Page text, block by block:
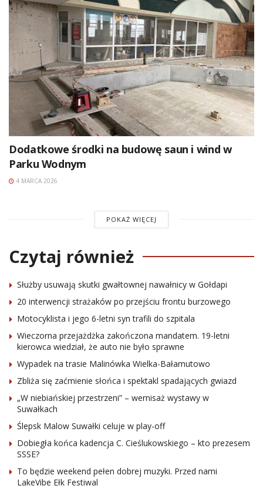
Dodatkowe środki na budowę saun i wind w
Parku Wodnym
4 MARCA 2026
POKAŻ WIĘCEJ
Czytaj również
Służby usuwają skutki gwałtownej nawałnicy w Gołdapi
20 interwencji strażaków po przejściu frontu burzowego
Motocyklista i jego 6-letni syn trafili do szpitala
Wieczorna przejażdżka zakończona mandatem. 19-letni
kierowca wiedział, że auto nie było sprawne
Wypadek na trasie Malinówka Wielka-Bałamutowo
Zbliża się zaćmienie słońca i spektakl spadających gwiazd
„W niebiańskiej przestrzeni” – wernisaż wystawy w
Suwałkach
Ślepsk Malow Suwałki celuje w play-off
Dobiegła końca kadencja C. Cieślukowskiego – kto prezesem
SSSE?
To będzie weekend pełen dobrej muzyki. Przed nami
LakeVibe Ełk Festiwal